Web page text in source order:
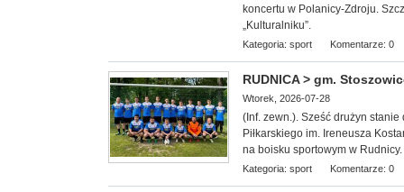
koncertu w Polanicy-Zdroju.
„Kulturalniku”.
Kategoria: sport Komentarze: 0
RUDNICA > gm.
Wtorek, 2026-07-28
(Inf. zewn.). Sześć drużyn
Piłkarskiego im. Ireneusza
na boisku sportowym w Rudnicy.
Kategoria: sport Komentarze: 0